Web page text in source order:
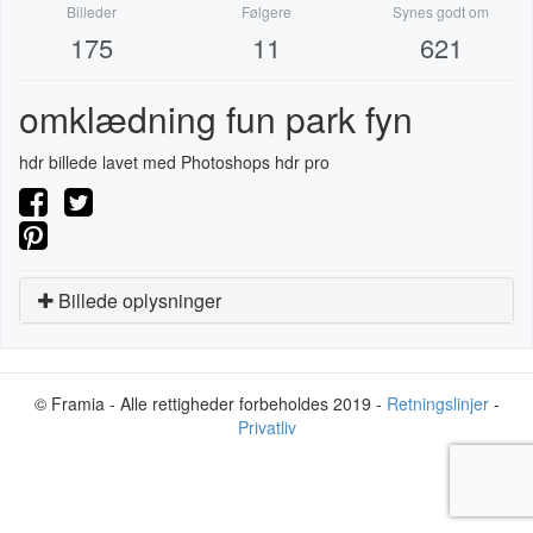
Billeder
175
Følgere
11
Synes godt om
621
omklædning fun park fyn
hdr billede lavet med Photoshops hdr pro
Billede oplysninger
© Framia - Alle rettigheder forbeholdes 2019 - Retningslinjer-
Privatliv